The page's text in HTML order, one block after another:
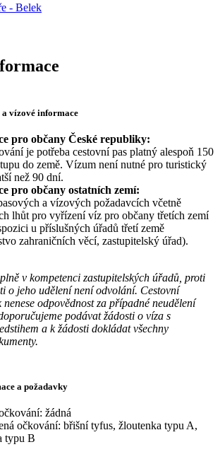
- Belek
vízové informace
pro občany České republiky:
je potřeba cestovní pas platný alespoň 150
do země. Vízum není nutné pro turistický
než 90 dní.
pro občany ostatních zemí:
a vízových požadavcích včetně
lhůt pro vyřízení víz pro občany třetích zemí
u příslušných úřadů třetí země
zahraničních věcí, zastupitelský úřad).
v kompetenci zastupitelských úřadů, proti
o jeho udělení není odvolání. Cestovní
odpovědnost za případné neudělení
podávat žádosti o víza s
a k žádosti dokládat všechny
a požadavky
žádná
očkování: břišní tyfus, žloutenka typu A,
typu B